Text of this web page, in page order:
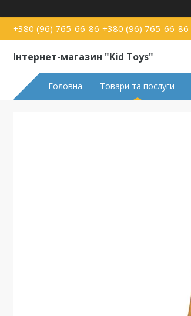
+380 (96) 765-66-86 +380 (96) 765-66-86
Інтернет-магазин "Kid Toys"
Головна Товари та послуги